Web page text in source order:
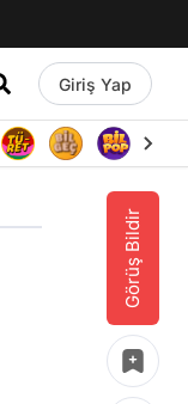
Giriş Yap
Görüş Bildir